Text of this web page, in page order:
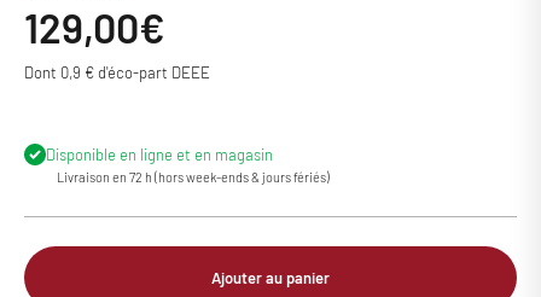
Prix de vente
129,00€
Dont 0,9 € d'éco-part DEEE
Disponible en ligne et en magasin
Livraison en 72 h (hors week-ends & jours fériés)
Ajouter au panier